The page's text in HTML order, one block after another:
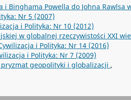
Binghama Powella do Johna Rawlsa
Nr 5 (2007)
i Polityka: Nr 10 (2012)
w globalnej rzeczywistości XXI
i Polityka: Nr 14 (2016)
i Polityka: Nr 7 (2009)
geopolityki i globalizacji ,